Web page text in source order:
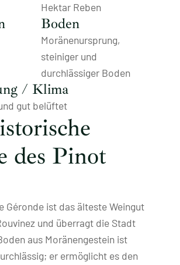
Hektar Reben
Boden
Moränenursprung,
steiniger und
durchlässiger Boden
/ Klima
gut belüftet
des Pinot
Géronde ist das älteste Weingut
und überragt die Stadt
aus Moränengestein ist
er ermöglicht es den